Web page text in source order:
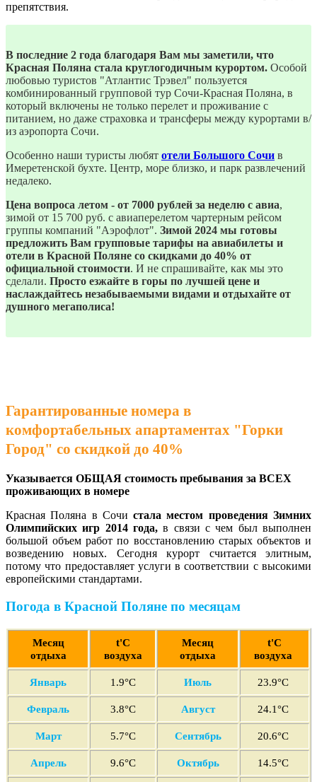
препятствия.
В последние 2 года благодаря Вам мы заметили, что
Красная Поляна стала круглогодичным курортом. Особой
любовью туристов "Атлантис Трэвел" пользуется
комбинированный групповой тур Сочи-Красная Поляна, в
который включены не только перелет и проживание с
питанием, но даже страховка и трансферы между курортами в/
из аэропорта Сочи.
Особенно наши туристы любят отели Большого Сочи в
Имеретенской бухте. Центр, море близко, и парк развлечений
недалеко.
Цена вопроса летом - от 7000 рублей за неделю с авиа,
зимой от 15 700 руб. с авиаперелетом чартерным рейсом
группы компаний "Аэрофлот". Зимой 2024 мы готовы
предложить Вам групповые тарифы на авиабилеты и
отели в Красной Поляне со скидками до 40% от
официальной стоимости. И не спрашивайте, как мы это
сделали. Просто езжайте в горы по лучшей цене и
наслаждайтесь незабываемыми видами и отдыхайте от
душного мегаполиса!
Гарантированные номера в
комфортабельных апартаментах "Горки
Город" со скидкой до 40%
Указывается ОБЩАЯ стоимость пребывания за ВСЕХ
проживающих в номере
Красная Поляна в Сочистала местом проведения Зимних
Олимпийских игр 2014 года, в связи с чем был выполнен
большой объем работ по восстановлению старых объектов и
возведению новых. Сегодня курорт считается элитным,
потому что предоставляет услуги в соответствии с высокими
европейскими стандартами.
Погода в Красной Поляне по месяцам
Месяц
отдыха
t'С
воздуха
Месяц
отдыха
t'С
воздуха
Январь 1.9°C Июль 23.9°C
Февраль 3.8°C Август 24.1°C
Март 5.7°C Сентябрь 20.6°C
Апрель 9.6°C Октябрь 14.5°C